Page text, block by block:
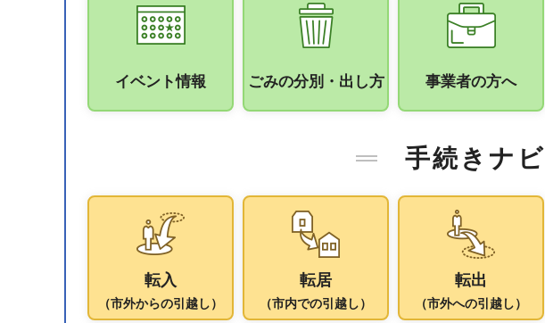
イベント情報 ごみの分別・出し方 事業者の方へ
手続きナビ
転入
（市外からの引越し）
転居
（市内での引越し）
転出
（市外への引越し）